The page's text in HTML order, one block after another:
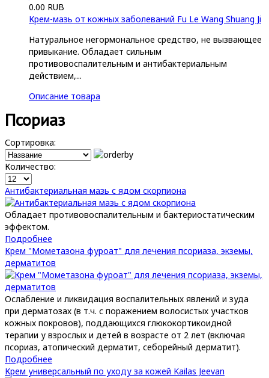
0.00 RUB
Крем-мазь от кожных заболеваний Fu Le Wang Shuang Ji
Натуральное негормональное средство, не вызвающее
привыкание. Обладает сильным
противовоспалительным и антибактериальным
действием,...
Описание товара
Псориаз
Сортировка:
Количество:
Антибактериальная мазь с ядом скорпиона
Обладает противовоспалительным и бактериостатическим
эффектом.
Подробнее
Крем "Мометазона фуроат" для лечения псориаза, экземы,
дерматитов
Ослабление и ликвидация воспалительных явлений и зуда
при дерматозах (в т.ч. с поражением волосистых участков
кожных покровов), поддающихся глюкокортикоидной
терапии у взрослых и детей в возрасте от 2 лет (включая
псориаз, атопический дерматит, себорейный дерматит).
Подробнее
Крем универсальный по уходу за кожей Kailas Jeevan